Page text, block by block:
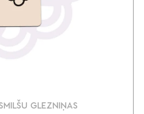
GLEZNIŅAS